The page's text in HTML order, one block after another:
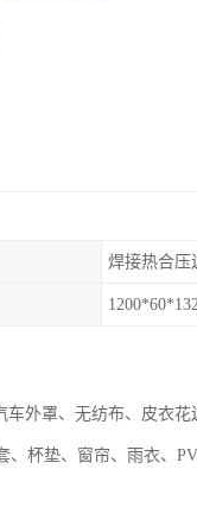
焊接热合压
外罩、无纺布、皮衣
杯垫、窗帘、雨衣、